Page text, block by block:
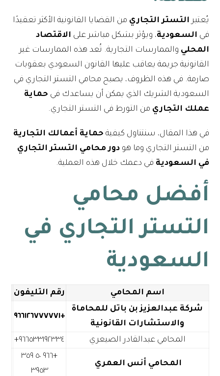
يُعتبر التستر التجاري من القضايا القانونية الأكثر تعقيدًا
في السعودية، ويؤثر بشكل مباشر على الاقتصاد
المحلي والممارسات التجارية. تُعد هذه الممارسات غير
القانونية جريمة يعاقب عليها القانون السعودي بعقوبات
صارمة. في هذه الظروف، يصبح محامي التستر التجاري في
السعودية الشريك الذي يمكن أن يساعدك في حماية
عملك التجاري من التورط في التستر التجاري.
في هذا المقال، سنتناول كيفية حماية أعمالك التجارية
من التستر التجاري وما هودور محامي التستر التجاري
في السعودية في دعمك خلال هذه العملية.
أفضل محامي
التستر التجاري في
السعودية
اسم المحامي
رقم التليفون
شركة عبدالعزيز بن باتل للمحاماة
والاستشارات القانونية
+٩٦٦١٢٦٧٧٧٧٧١
المحامي عبدالقادر الصيعري
المحامي أنس العمري
+٩٦٦ ٥٠ ٣٥٩
٣٩٥٣